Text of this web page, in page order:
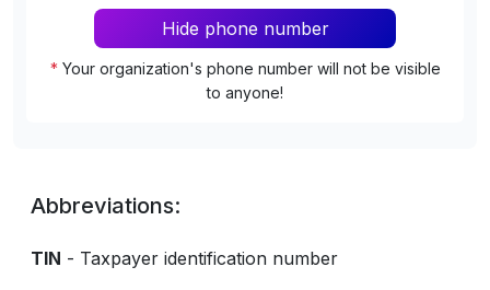
Hide phone number
* Your organization's phone number will not be visible
to anyone!
Abbreviations:
TIN - Taxpayer identification number